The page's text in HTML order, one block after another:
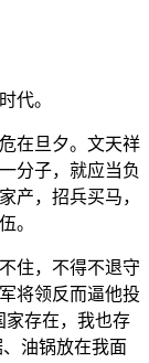
代。
在旦夕。文天祥
分子，就应当负
产，招兵买马，
。
住，不得不退守
将领反而逼他投
家存在，我也存
油锅放在我面